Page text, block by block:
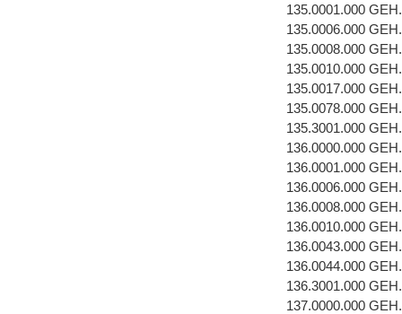
135.0001.000
135.0006.000
135.0008.000
135.0010.000
135.0017.000
135.0078.000
135.3001.000
136.0000.000
136.0001.000
136.0006.000
136.0008.000
136.0010.000
136.0043.000
136.0044.000
136.3001.000
137.0000.000